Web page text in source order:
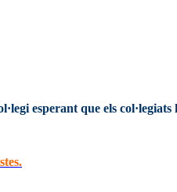
esperant que els